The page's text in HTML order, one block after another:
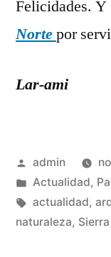
Felicidades. Y
Nortepor
Lar-ami
Publicado
por
admin
Publicado
en
Actualidad,
Etiquetas:
actualidad,
naturaleza,